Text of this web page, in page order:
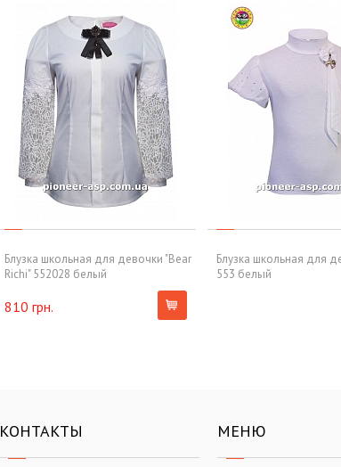
Блузка школьная для девочки "Bear
Richi" 552028 белый
810 грн.
Блузка школьная для
553 белый
КОНТАКТЫ МЕНЮ